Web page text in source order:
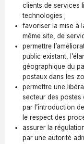
clients de services
technologies ;
favoriser la mise à
même site, de
permettre
public existant,
géographique du
postaux dans les
permettre une
secteur des postes
par l’introduction
le respect des
assurer la
par une autorité